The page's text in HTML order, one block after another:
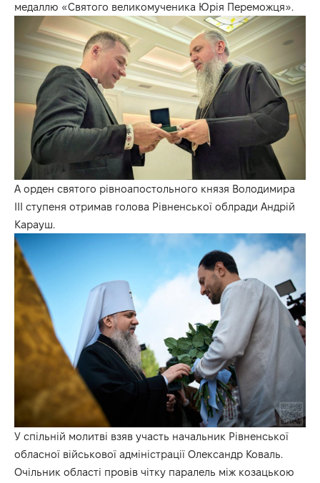
медаллю «Святого великомученика Юрія Переможця».
А орден святого рівноапостольного князя Володимира
ІІІ ступеня отримав голова Рівненської облради Андрій
Карауш.
У спільній молитві взяв участь начальник Рівненської
обласної військової адміністрації Олександр Коваль.
Очільник області провів чітку паралель між козацькою